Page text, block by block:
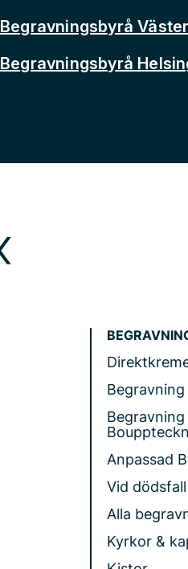
Begravningsbyrå
Begravningsbyrå
Anpassad
Vid dödsfall
Alla
Kyrkor &